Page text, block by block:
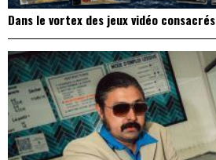
Dans le vortex des jeux vidéo